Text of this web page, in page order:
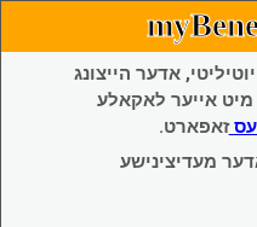
אדער הייצונג
מיט אייער לאקאלע
זאפארט.
מעדיצינישע